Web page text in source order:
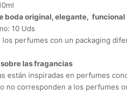
boda original, elegante, funcional
10 Uds
los perfumes con un packaging
las fragancias
están inspiradas en perfumes
no corresponden a los perfumes